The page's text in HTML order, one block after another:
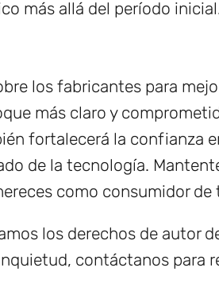
más allá del período
los fabricantes para
más claro y
fortalecerá la confianza
de la tecnología.
como consumidor de
los derechos de autor
contáctanos para